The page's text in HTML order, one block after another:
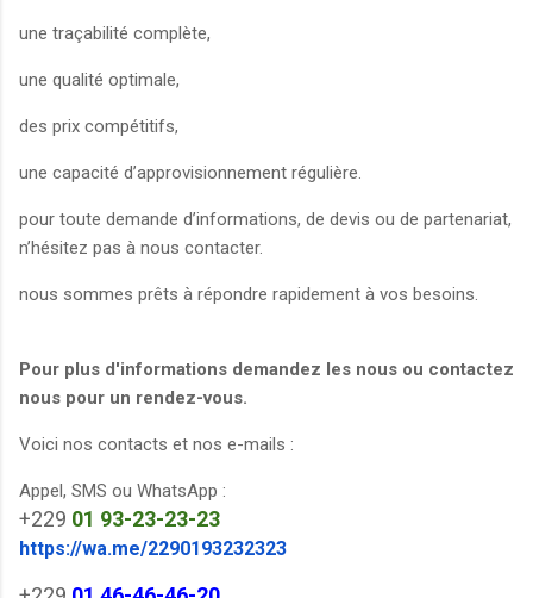
une traçabilité complète,
une qualité optimale,
des prix compétitifs,
une capacité d’approvisionnement régulière.
pour toute demande d’informations, de devis ou de partenariat,
n’hésitez pas à nous contacter.
nous sommes prêts à répondre rapidement à vos besoins.
Pour plus d'informations demandez les nous ou contactez
nous pour un rendez-vous.
Voici nos contacts et nos e-mails :
Appel, SMS ou WhatsApp :
+229 01 93-23-23-23
https://wa.me/2290193232323